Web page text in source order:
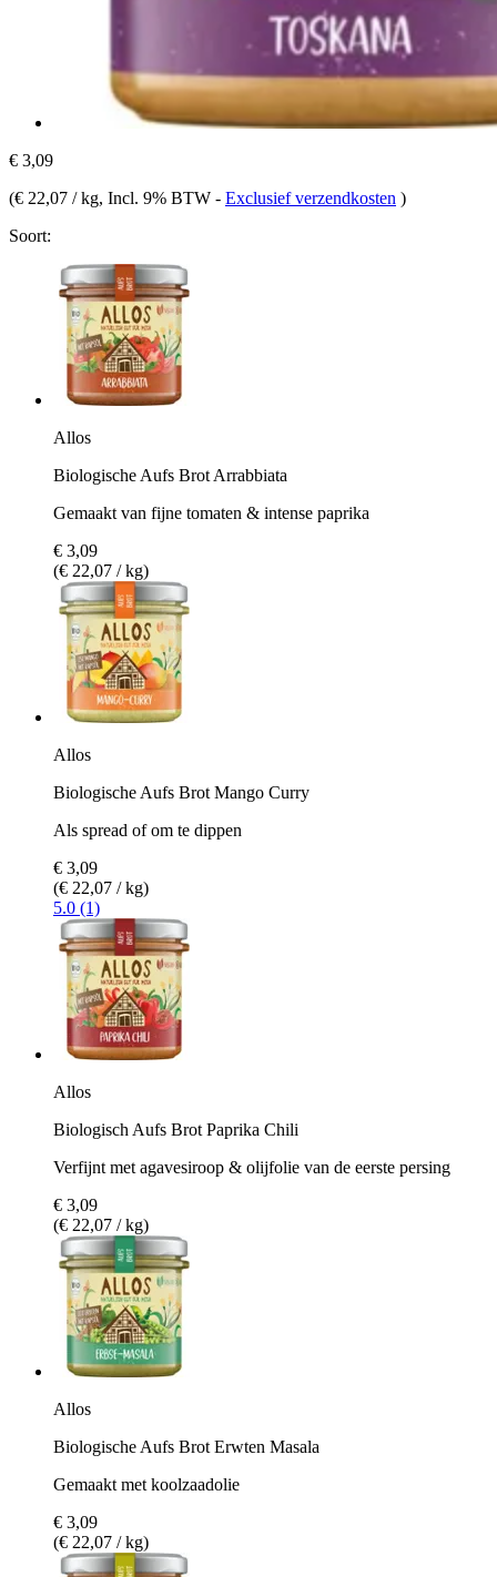
€ 3,09
(€ 22,07 / kg, Incl. 9% BTW - Exclusief verzendkosten )
Soort:
Allos
Biologische Aufs Brot Arrabbiata
Gemaakt van fijne tomaten & intense paprika
€ 3,09
(€ 22,07 / kg)
Allos
Biologische Aufs Brot Mango Curry
Als spread of om te dippen
€ 3,09
(€ 22,07 / kg)
5.0 (1)
Allos
Biologisch Aufs Brot Paprika Chili
Verfijnt met agavesiroop & olijfolie van de eerste persing
€ 3,09
(€ 22,07 / kg)
Allos
Biologische Aufs Brot Erwten Masala
Gemaakt met koolzaadolie
€ 3,09
(€ 22,07 / kg)